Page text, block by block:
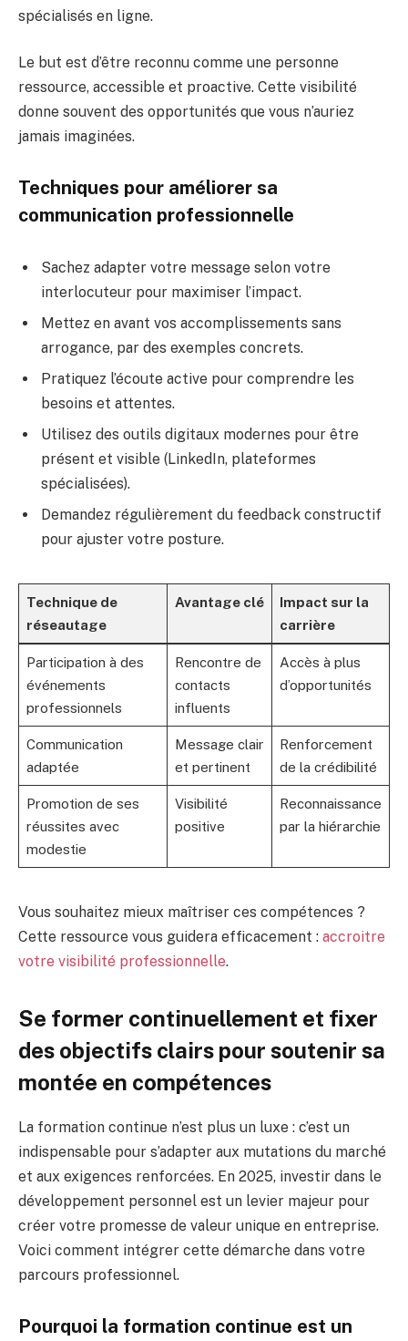
spécialisés en ligne.
Le but est d’être reconnu comme une personne
ressource, accessible et proactive. Cette visibilité
donne souvent des opportunités que vous n’auriez
jamais imaginées.
Techniques pour améliorer sa
communication professionnelle
Sachez adapter votre message selon votre
interlocuteur pour maximiser l’impact.
Mettez en avant vos accomplissements sans
arrogance, par des exemples concrets.
Pratiquez l’écoute active pour comprendre les
besoins et attentes.
Utilisez des outils digitaux modernes pour être
présent et visible (LinkedIn, plateformes
spécialisées).
Demandez régulièrement du feedback constructif
pour ajuster votre posture.
Technique de
réseautage
Avantage clé
Impact sur la
carrière
Participation à des
événements
professionnels
Rencontre de
contacts
influents
Accès à plus
d’opportunités
Communication
adaptée
Message clair
et pertinent
Renforcement
de la crédibilité
Promotion de ses
réussites avec
modestie
Visibilité
positive
Reconnaissance
par la hiérarchie
Vous souhaitez mieux maîtriser ces compétences ?
Cette ressource vous guidera efficacement : accroitre
votre visibilité professionnelle.
Se former continuellement et fixer
des objectifs clairs pour soutenir sa
montée en compétences
La formation continue n’est plus un luxe : c’est un
indispensable pour s’adapter aux mutations du marché
et aux exigences renforcées. En 2025, investir dans le
développement personnel est un levier majeur pour
créer votre promesse de valeur unique en entreprise.
Voici comment intégrer cette démarche dans votre
parcours professionnel.
Pourquoi la formation continue est un